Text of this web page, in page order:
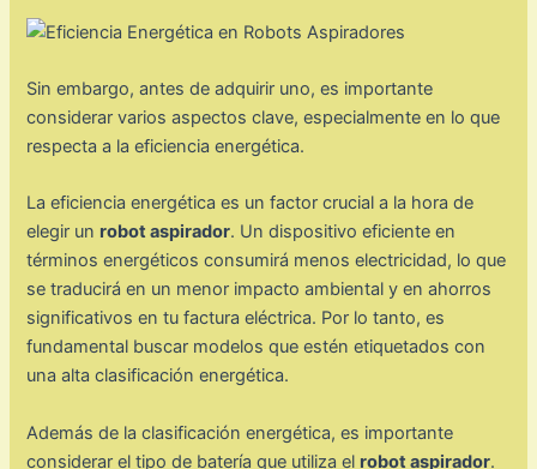
Sin embargo, antes de adquirir uno, es importante
considerar varios aspectos clave, especialmente en lo que
respecta a la eficiencia energética.
La eficiencia energética es un factor crucial a la hora de
elegir un robot aspirador. Un dispositivo eficiente en
términos energéticos consumirá menos electricidad, lo que
se traducirá en un menor impacto ambiental y en ahorros
significativos en tu factura eléctrica. Por lo tanto, es
fundamental buscar modelos que estén etiquetados con
una alta clasificación energética.
Además de la clasificación energética, es importante
considerar el tipo de batería que utiliza el robot aspirador.